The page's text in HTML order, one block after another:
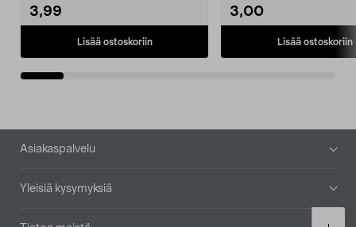
3,99
Lisää ostoskoriin
3,00
Lisää ostoskoriin
Alatunniste
Asiakaspalvelu
Yleisiä kysymyksiä